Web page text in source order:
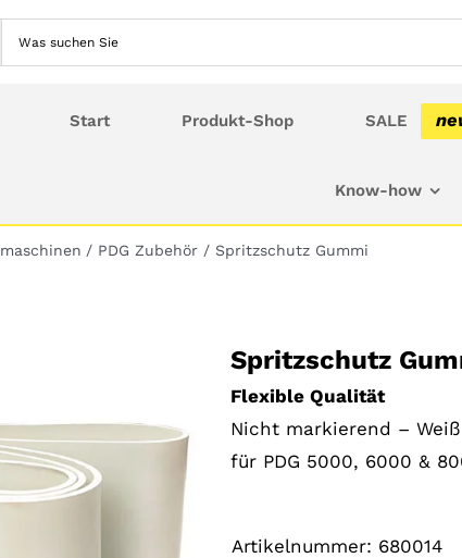
Start Produkt-Shop SALE
Know-how
PDG Zubehör Spritzschutz Gummi
Spritzschutz
Flexible Qualität
Nicht markierend – Weiß
für PDG 5000, 6000 &
Artikelnummer: 680014